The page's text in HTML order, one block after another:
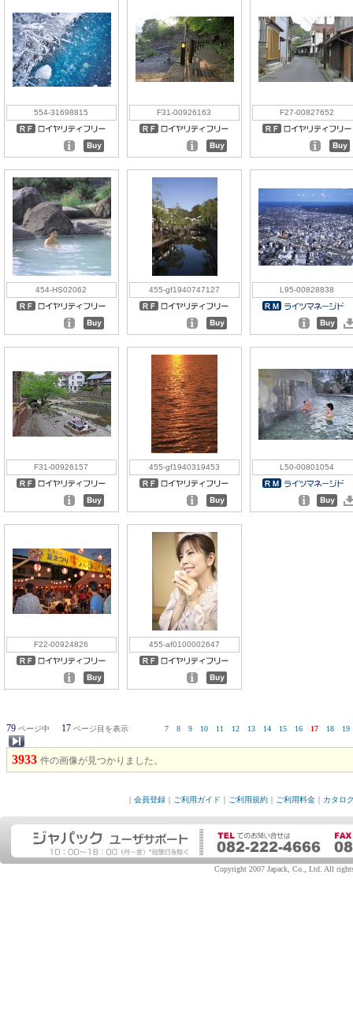
554-31698815 F31-00926163 F27-00827652
454-HS02062 455-gf1940747127 L95-00828838
F31-00926157 455-gf1940319453 L50-00801054
F22-00924826 455-af0100002647
79 ページ中 17 ページ目を表示 7 8 9 10 11 12 13 14 15 16 17 18 19
3933 件の画像が見つかりました。
会員登録 ご利用ガイド ご利用規約 ご利用料金 カタロ
Copyright 2007 Japack, Co., Ltd. All